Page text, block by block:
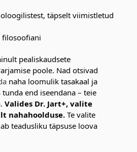
täpselt viimistletud
filosoofiani
pealiskaudsete
poole. Nad otsivad
naha loomulik tasakaal ja
end iseendana – teie
Valides Dr. Jart+, valite
nahahoolduse. Te valite
teadusliku täpsuse loova